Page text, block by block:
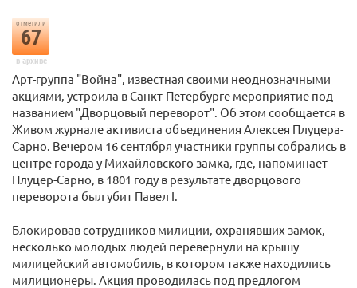
отметили
67
в архиве
Арт-группа "Война", известная своими неоднозначными
акциями, устроила в Санкт-Петербурге мероприятие под
названием "Дворцовый переворот". Об этом сообщается в
Живом журнале активиста объединения Алексея Плуцера-
Сарно. Вечером 16 сентября участники группы собрались в
центре города у Михайловского замка, где, напоминает
Плуцер-Сарно, в 1801 году в результате дворцового
переворота был убит Павел I.
Блокировав сотрудников милиции, охранявших замок,
несколько молодых людей перевернули на крышу
милицейский автомобиль, в котором также находились
милиционеры. Акция проводилась под предлогом